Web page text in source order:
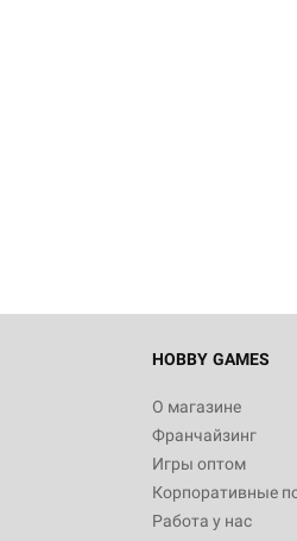
HOBBY GAMES
О магазине
Франчайзинг
Игры оптом
Корпоративные
Работа у нас
Белая смерть
12 990
Настольная
3 490